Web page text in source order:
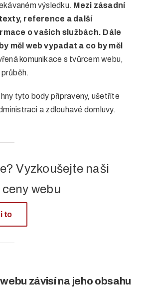
výsledku. Mezi zásadní
reference a další
o vašich službách. Dále
měl web vypadat a co by měl
komunikace s tvůrcem webu,
tyto body připraveny, ušetříte
a zdlouhavé domluvy.
Vyzkoušejte naši
webu
to
závisí na jeho obsahu